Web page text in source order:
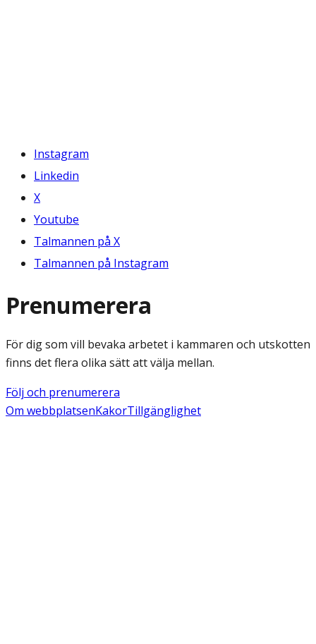
Instagram
Linkedin
X
Youtube
Talmannen på X
Talmannen på Instagram
Prenumerera
För dig som vill bevaka arbetet i kammaren och utskotten
finns det flera olika sätt att välja mellan.
Följ och prenumerera
Om webbplatsenKakorTillgänglighet